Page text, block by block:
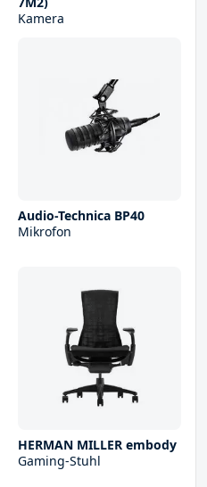
Kamera
Audio-Technica BP40
Mikrofon
HERMAN MILLER embody
Gaming-Stuhl